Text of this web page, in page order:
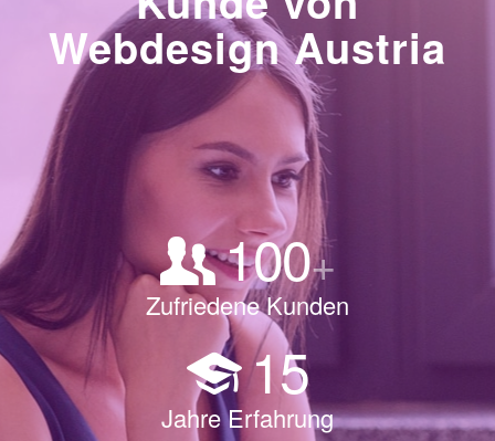
Webdesign Austria
100+
Zufriedene Kunden
15
Jahre Erfahrung